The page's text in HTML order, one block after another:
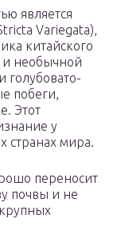
является
Variegata),
китайского
необычной
голубовато-
побеги,
Этот
у
странах мира.
переносит
почвы и не